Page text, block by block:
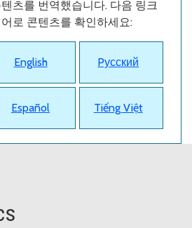
츠를 번역했습니다. 다음 링크
로 콘텐츠를 확인하세요:
English Pусский
Español Tiếng Việt